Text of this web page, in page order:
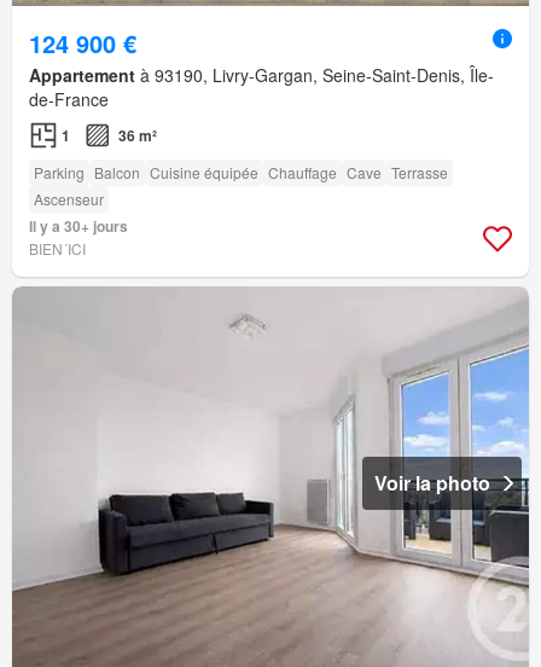
124 900 €
Appartement à 93190, Livry-Gargan, Seine-Saint-Denis, Île-
de-France
1 36 m²
Parking Balcon Cuisine équipée Chauffage Cave Terrasse
Ascenseur
Il y a 30+ jours
BIEN´ICI
Voir la photo